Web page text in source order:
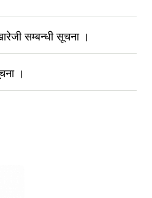
सम्बन्धी सूचना ।
।